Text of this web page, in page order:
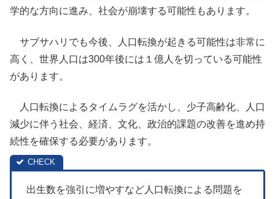
学的な方向に進み、社会が崩壊する可能性もあります。
サブサハリでも今後、人口転換が起きる可能性は非常に
高く、世界人口は300年後には１億人を切っている可能性
があります。
人口転換によるタイムラグを活かし、少子高齢化、人口
減少に伴う社会、経済、文化、政治的課題の改善を進め持
続性を確保する必要があります。
出生数を強引に増やすなど人口転換による問題を